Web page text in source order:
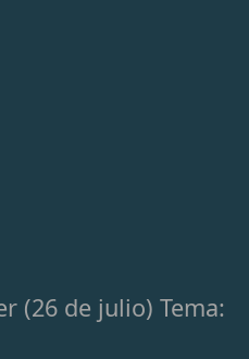
(26 de julio) Tema: